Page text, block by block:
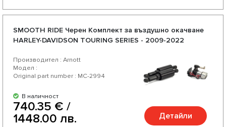
SMOOTH RIDE Черен Комплект за въздушно окачване
HARLEY-DAVIDSON TOURING SERIES - 2009-2022
Производител : Arnott
Модел :
Original part number : MC-2994
В наличност
740.35 € /
1448.00 лв.
Детайли